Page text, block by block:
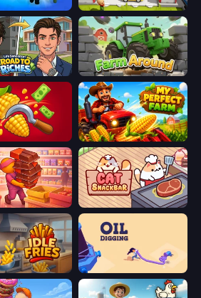
Idle Inventor
Life Simulator: Road to Riches Farm Around
Secret Harvest My Perfect Farm
Store Cat Snack Bar
Oil Digging